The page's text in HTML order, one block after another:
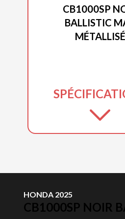
CB1000SP
BALLISTIC
MÉTALLISÉ
HONDA 2025
CB1000SP NOIR